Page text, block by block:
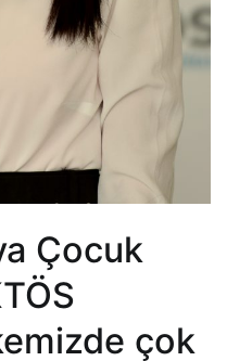
Çocuk
çok